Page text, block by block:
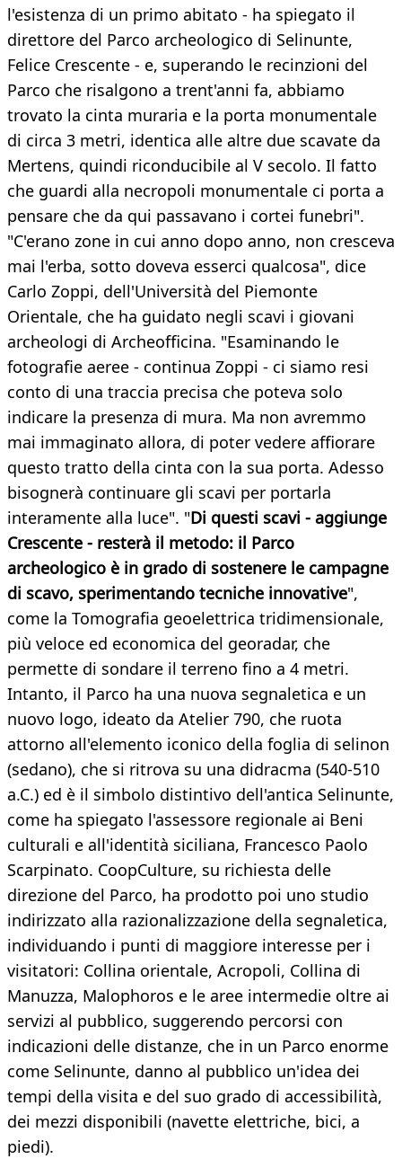
l'esistenza di un primo abitato - ha spiegato il
direttore del Parco archeologico di Selinunte,
Felice Crescente - e, superando le recinzioni del
Parco che risalgono a trent'anni fa, abbiamo
trovato la cinta muraria e la porta monumentale
di circa 3 metri, identica alle altre due scavate da
Mertens, quindi riconducibile al V secolo. Il fatto
che guardi alla necropoli monumentale ci porta a
pensare che da qui passavano i cortei funebri".
"C'erano zone in cui anno dopo anno, non cresceva
mai l'erba, sotto doveva esserci qualcosa", dice
Carlo Zoppi, dell'Università del Piemonte
Orientale, che ha guidato negli scavi i giovani
archeologi di Archeofficina. "Esaminando le
fotografie aeree - continua Zoppi - ci siamo resi
conto di una traccia precisa che poteva solo
indicare la presenza di mura. Ma non avremmo
mai immaginato allora, di poter vedere affiorare
questo tratto della cinta con la sua porta. Adesso
bisognerà continuare gli scavi per portarla
interamente alla luce". "Di questi scavi - aggiunge
Crescente - resterà il metodo: il Parco
archeologico è in grado di sostenere le campagne
di scavo, sperimentando tecniche innovative",
come la Tomografia geoelettrica tridimensionale,
più veloce ed economica del georadar, che
permette di sondare il terreno fino a 4 metri.
Intanto, il Parco ha una nuova segnaletica e un
nuovo logo, ideato da Atelier 790, che ruota
attorno all'elemento iconico della foglia di selinon
(sedano), che si ritrova su una didracma (540-510
a.C.) ed è il simbolo distintivo dell'antica Selinunte,
come ha spiegato l'assessore regionale ai Beni
culturali e all'identità siciliana, Francesco Paolo
Scarpinato. CoopCulture, su richiesta delle
direzione del Parco, ha prodotto poi uno studio
indirizzato alla razionalizzazione della segnaletica,
individuando i punti di maggiore interesse per i
visitatori: Collina orientale, Acropoli, Collina di
Manuzza, Malophoros e le aree intermedie oltre ai
servizi al pubblico, suggerendo percorsi con
indicazioni delle distanze, che in un Parco enorme
come Selinunte, danno al pubblico un'idea dei
tempi della visita e del suo grado di accessibilità,
dei mezzi disponibili (navette elettriche, bici, a
piedi).